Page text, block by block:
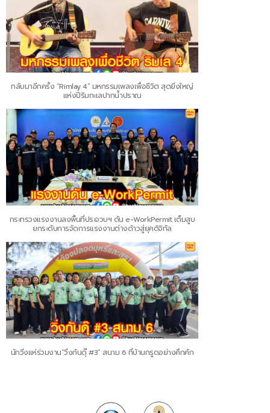
กลับมาอีกครั้ง “Rimlay 4” มหกรรมเพลงเพื่อชีวิต สุดยิ่งใหญ่
แห่งปีริมทะเลปากน้ำปราณ
กระทรวงแรงงานลงพื้นที่ประจวบฯ ดัน e-WorkPermit เต็มสูบ
ยกระดับการจัดการแรงงานต่างด้าวสู่ยุคดิจิทัล
นักวิ่งแห่ร่วมงาน“วิ่งกันดุ๊ #3” สนาม 6 ที่บ้านกรูดอย่างคึกคัก